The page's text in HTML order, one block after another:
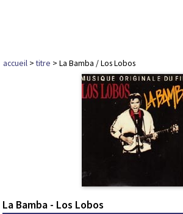
accueil >titre > La Bamba / Los Lobos
La Bamba - Los Lobos